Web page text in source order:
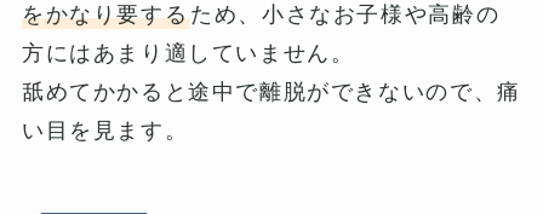
をかなり要するため、小さなお子様や高齢の
方にはあまり適していません。
舐めてかかると途中で離脱ができないので、痛
い目を見ます。